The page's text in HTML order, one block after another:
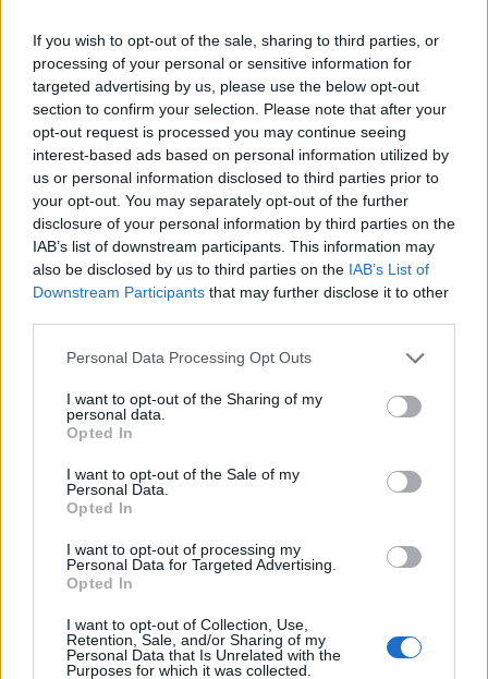
If you wish to opt-out of the sale, sharing to third parties, or
processing of your personal or sensitive information for
targeted advertising by us, please use the below opt-out
section to confirm your selection. Please note that after your
opt-out request is processed you may continue seeing
interest-based ads based on personal information utilized by
us or personal information disclosed to third parties prior to
your opt-out. You may separately opt-out of the further
disclosure of your personal information by third parties on the
IAB’s list of downstream participants. This information may
also be disclosed by us to third parties on the IAB’s List of
Downstream Participants that may further disclose it to other
Please note that this website/app uses one or more Google
not limited to your visit or usage behaviour. You may click to
grant or deny consent to Google and its third-party tags to
use your data for below specified purposes in below Google
consent section.
Personal Data Processing Opt Outs
I want to opt-out of the Sharing of my
personal data.
Opted In
I want to opt-out of the Sale of my
Personal Data.
Opted In
I want to opt-out of processing my
Personal Data for Targeted Advertising.
Opted In
I want to opt-out of Collection, Use,
Retention, Sale, and/or Sharing of my
Personal Data that Is Unrelated with the
Purposes for which it was collected.
A herceg azonban korántsem először hozza
kínos helyzetbe a kiszólásaitól már rettegő
udvari protokollosokat. Néhány éve például,
amikor a királynő egy fiatal kadéttól - akit az
Ír Köztársasági Hadsereg (IRA) egy
pokolgépe csaknem teljesen megvakított -
megkérdezte, hogy mennyi maradt meg
szeme világából, Fülöp odavetette: "A
nyakkendőjéből ítélve nem sok".
Magyarországon hangzott el, méghozzá
1993-ban, amikor egy brit turistának azt
mondta, hogy "maga még nem lehet itt olyan
régen, hiszen nincs is sörhasa".
Előkelő helyen jegyzik hivatásos udvari
megfigyelők azt a figyelmeztetését is, amelyet
1986-ban intézett Kínában tanuló brit
diákokhoz, mondván, ha túl sokáig
maradnak, ferdeszeműen térnek haza.
Cate Blanchett színésznővel, akivel
nemrégiben egy fogadáson elegyedett
szóba, elromlott DVD-lejátszóját akarta